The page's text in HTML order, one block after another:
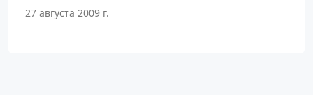
27 августа 2009 г.